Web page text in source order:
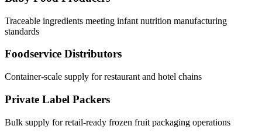
Traceable ingredients meeting infant nutrition manufacturing
standards
Foodservice Distributors
Container-scale supply for restaurant and hotel chains
Private Label Packers
Bulk supply for retail-ready frozen fruit packaging operations